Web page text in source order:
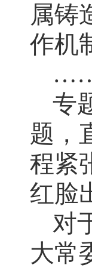
属铸
作机
专
题，
程紧
红脸
对
大常